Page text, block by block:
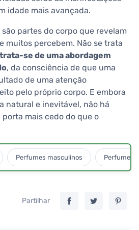
idade mais avançada.
partes do corpo que revelam
muitos percebem. Não se trata
trata-se de uma abordagem
, da consciência de que uma
de uma atenção
pelo próprio corpo. E embora
natural e inevitável, não há
mais cedo do que o
Perfumes masculinos Perfumes
Partilhar